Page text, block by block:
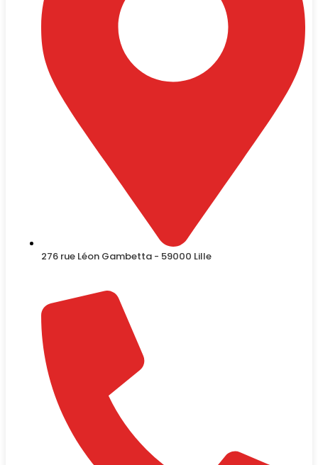
276 rue Léon Gambetta - 59000 Lille